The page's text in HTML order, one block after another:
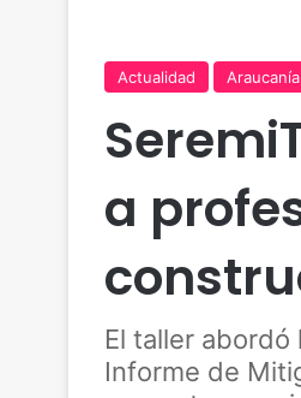
Actualidad Araucanía
a
El taller
Informe de